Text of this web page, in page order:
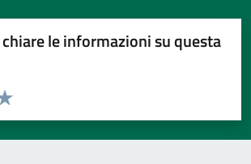
le informazioni su questa
la pagina
5 stelle su 5
4 stelle su 5
su 5
su 5
5